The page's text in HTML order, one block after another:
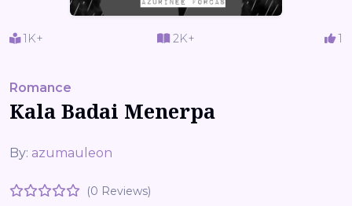
1K+ 2K+ 1
Romance
Kala Badai Menerpa
By: azumauleon
(0 Reviews)